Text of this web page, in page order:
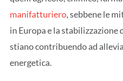
manifatturiero, sebbene le
in Europa e la stabilizzazione
stiano contribuendo ad
energetica.